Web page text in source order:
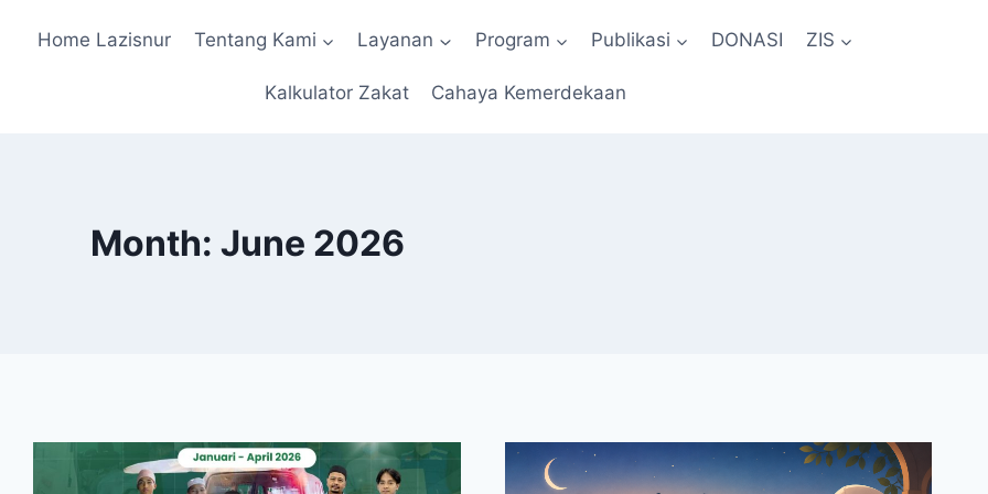
Home Lazisnur Tentang Kami Layanan Program Publikasi DONASI ZIS
Kalkulator Zakat Cahaya Kemerdekaan
Month: June 2026